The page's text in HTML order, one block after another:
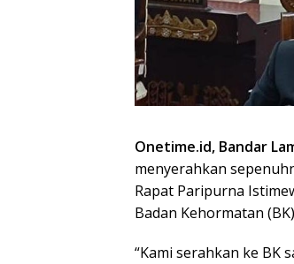
Onetime.id, Bandar
menyerahkan
Rapat Paripurna
Badan Kehormatan
“Kami serahkan ke BK